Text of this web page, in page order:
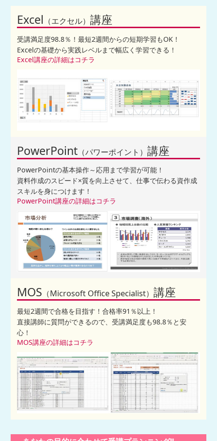
Excel （エクセル）講座
受講満足度98.8％！最短2週間からの短期学習もOK！
Excelの基礎から実践レベルまで幅広く学習できる！
Excel講座の詳細はコチラ
PowerPoint （パワーポイント）講座
PowerPointの基本操作～応用まで学習が可能！
資料作成のスピード×質を向上させて、仕事で伝わる資作成
スキルを身につけます！
PowerPoint講座の詳細はコチラ
MOS （Microsoft Office Specialist）講座
最短2週間で合格を目指す！合格率91％以上！
直接講師に質問ができるので、受講満足度も98.8％と安
心！
MOS講座の詳細はコチラ